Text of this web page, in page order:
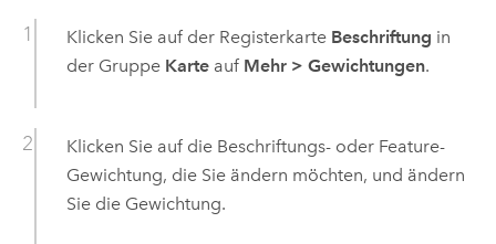
Klicken Sie auf der Registerkarte Beschriftung in
der Gruppe Karteauf Mehr > Gewichtungen.
Klicken Sie auf die Beschriftungs- oder Feature-
Gewichtung, die Sie ändern möchten, und ändern
Sie die Gewichtung.